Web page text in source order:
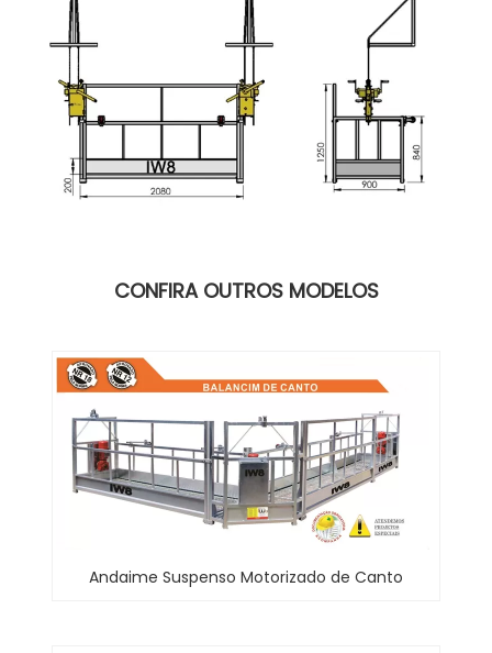
CONFIRA OUTROS MODELOS
Andaime Suspenso Motorizado de Canto